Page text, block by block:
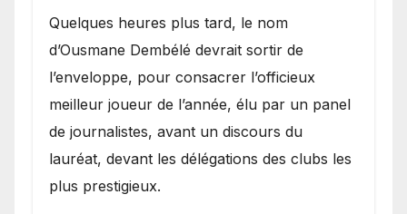
Quelques heures plus tard, le nom
d’Ousmane Dembélé devrait sortir de
l’enveloppe, pour consacrer l’officieux
meilleur joueur de l’année, élu par un panel
de journalistes, avant un discours du
lauréat, devant les délégations des clubs les
plus prestigieux.